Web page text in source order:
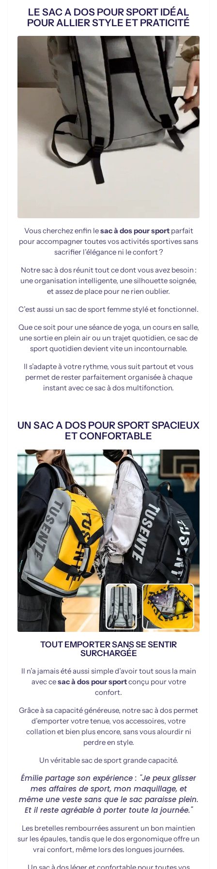
LE SAC A DOS POUR SPORT IDÉAL
POUR ALLIER STYLE ET PRATICITÉ
Vous cherchez enfin lesac à dos pour sportparfait
pour accompagner toutes vos activités sportives sans
sacrifier l’élégance ni le confort ?
Notre sac à dos réunit tout ce dont vous avez besoin :
une organisation intelligente, une silhouette soignée,
et assez de place pour ne rien oublier.
C’est aussi un sac de sport femme stylé et fonctionnel.
Que ce soit pour une séance de yoga, un cours en salle,
une sortie en plein air ou un trajet quotidien, ce sac de
sport quotidien devient vite un incontournable.
Il s’adapte à votre rythme, vous suit partout et vous
permet de rester parfaitement organisée à chaque
instant avec ce sac à dos multifonction.
UN SAC A DOS POUR SPORT SPACIEUX
ET CONFORTABLE
TOUT EMPORTER SANS SE SENTIR
SURCHARGÉE
Il n’a jamais été aussi simple d’avoir tout sous la main
avec cesac à dos pour sportconçu pour votre
confort.
Grâce à sa capacité généreuse, notre sac à dos permet
d’emporter votre tenue, vos accessoires, votre
collation et bien plus encore, sans vous alourdir ni
perdre en style.
Un véritable sac de sport grande capacité.
Émilie partage son expérience : "Je peux glisser
mes affaires de sport, mon maquillage, et
même une veste sans que le sac paraisse plein.
Et il reste agréable à porter toute la journée."
Les bretelles rembourrées assurent un bon maintien
sur les épaules, tandis que le dos ergonomique offre un
vrai confort, même lors des longues journées.